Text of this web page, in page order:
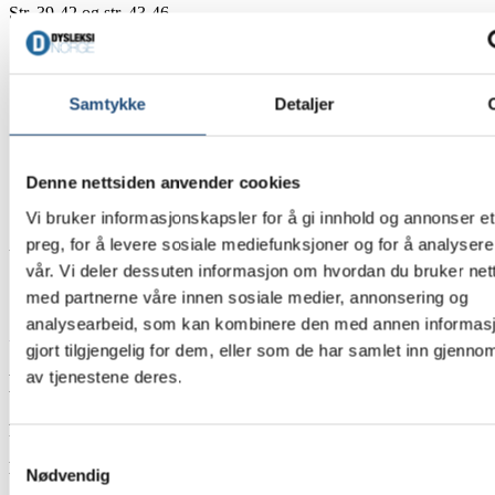
Samtykke Detaljer
Denne nettsiden anvender cookies
Vi bruker informasjonskapsler for å gi innhold og annonser
preg, for å levere sosiale mediefunksjoner og for å
vår. Vi deler dessuten informasjon om hvordan du bruker
med partnerne våre innen sosiale medier, annonsering og
analysearbeid, som kan kombinere den med annen
gjort tilgjengelig for dem, eller som de har samlet inn
av tjenestene deres.
Nødvendig
Str. 39-42 og str. 43-46
Strømpene er unisex.
Varianter
Størrelse
Såkk
Kjøp
Varenummer: I/A Kategori:Logoprodukter
Beskrivelse Tilleggsinformasjon
Beskrivelse
Produktinformasjon:
Materiale
77 % myk bomull, 18 % polyamid, 5 % elastan. En kombinasjon